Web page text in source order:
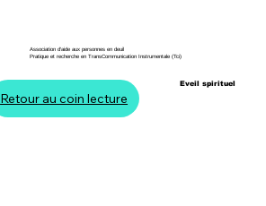
Association d'aide aux personnes en deuil
Pratique et recherche en TransCommunication Instrumentale (Tci)
Eveil spirituel
Retour au coin lecture